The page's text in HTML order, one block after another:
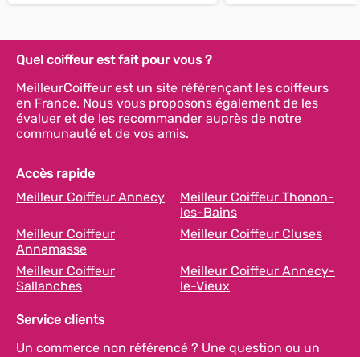
Quel coiffeur est fait pour vous ?
MeilleurCoiffeur est un site référençant les coiffeurs
en France. Nous vous proposons également de les
évaluer et de les recommander auprès de notre
communauté et de vos amis.
Accès rapide
Meilleur Coiffeur Annecy
Meilleur Coiffeur Thonon-
les-Bains
Meilleur Coiffeur
Annemasse
Meilleur Coiffeur Cluses
Meilleur Coiffeur
Sallanches
Meilleur Coiffeur Annecy-
le-Vieux
Service clients
Un commerce non référencé ? Une question ou un